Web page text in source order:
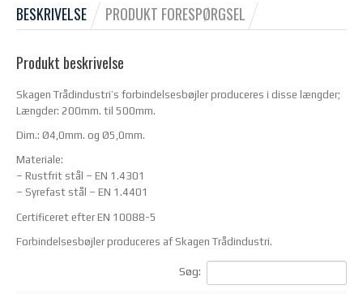
BESKRIVELSE PRODUKT FORESPØRGSEL
Produkt beskrivelse
Skagen Trådindustri’s forbindelsesbøjler produceres i disse længder;
Længder: 200mm. til 500mm.
Dim.: Ø4,0mm. og Ø5,0mm.
Materiale:
– Rustfrit stål – EN 1.4301
– Syrefast stål – EN 1.4401
Certificeret efter EN 10088-5
Forbindelsesbøjler produceres af Skagen Trådindustri.
Søg: